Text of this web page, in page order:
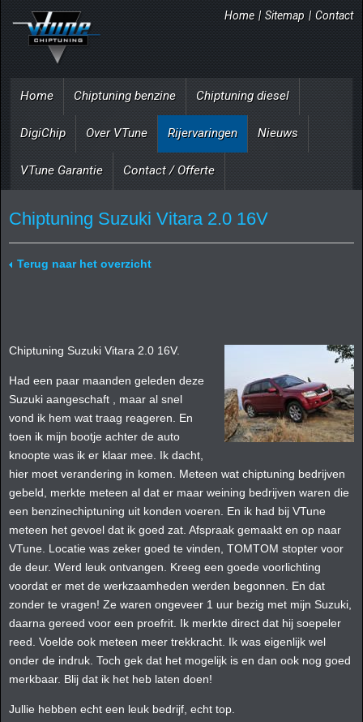
Home | Sitemap | Contact
Home Chiptuning benzine Chiptuning diesel
DigiChip Over VTune Rijervaringen Nieuws
VTune Garantie Contact / Offerte
Chiptuning Suzuki Vitara 2.0 16V
Terug naar het overzicht
Chiptuning Suzuki Vitara 2.0 16V.
Had een paar maanden geleden deze
Suzuki aangeschaft , maar al snel
vond ik hem wat traag reageren. En
toen ik mijn bootje achter de auto
knoopte was ik er klaar mee. Ik dacht,
hier moet verandering in komen. Meteen wat chiptuning bedrijven
gebeld, merkte meteen al dat er maar weining bedrijven waren die
een benzinechiptuning uit konden voeren. En ik had bij VTune
meteen het gevoel dat ik goed zat. Afspraak gemaakt en op naar
VTune. Locatie was zeker goed te vinden, TOMTOM stopter voor
de deur. Werd leuk ontvangen. Kreeg een goede voorlichting
voordat er met de werkzaamheden werden begonnen. En dat
zonder te vragen! Ze waren ongeveer 1 uur bezig met mijn Suzuki,
daarna gereed voor een proefrit. Ik merkte direct dat hij soepeler
reed. Voelde ook meteen meer trekkracht. Ik was eigenlijk wel
onder de indruk. Toch gek dat het mogelijk is en dan ook nog goed
merkbaar. Blij dat ik het heb laten doen!
Jullie hebben echt een leuk bedrijf, echt top.